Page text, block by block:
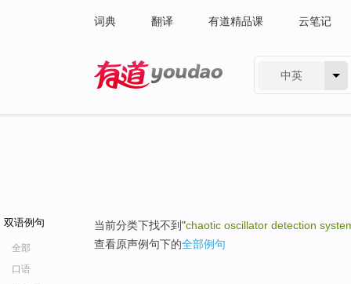
词典 翻译 有道精品课 云笔记
中英
双语例句
全部
口语
当前分类下找不到"chaotic oscillator detection
查看原声例句下的全部例句